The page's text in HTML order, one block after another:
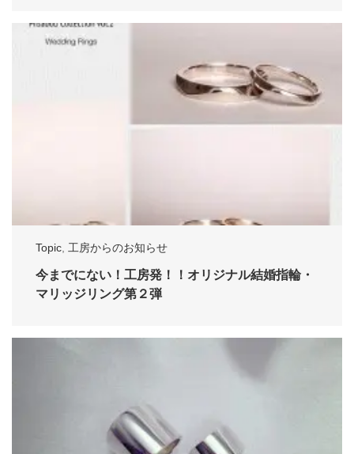
Topic, 工房からのお知らせ
今までにない！工房発！！オリジナル結婚指輪・
マリッジリング第２弾